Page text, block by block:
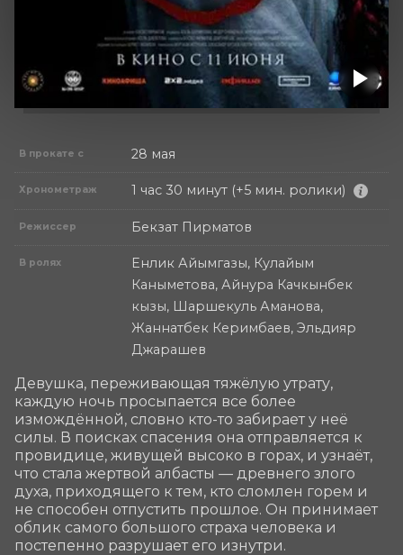
В прокате с 28 мая
Хронометраж 1 час 30 минут (+5 мин. ролики)
Режиссер Бекзат Пирматов
В ролях
Енлик Айымгазы, Кулайым
Каныметова, Айнура Качкынбек
кызы, Шаршекуль Аманова,
Жаннатбек Керимбаев, Эльдияр
Джарашев
Девушка, переживающая тяжёлую утрату,
каждую ночь просыпается все более
измождённой, словно кто-то забирает у неё
силы. В поисках спасения она отправляется к
провидице, живущей высоко в горах, и узнаёт,
что стала жертвой албасты — древнего злого
духа, приходящего к тем, кто сломлен горем и
не способен отпустить прошлое. Он принимает
облик самого большого страха человека и
постепенно разрушает его изнутри.